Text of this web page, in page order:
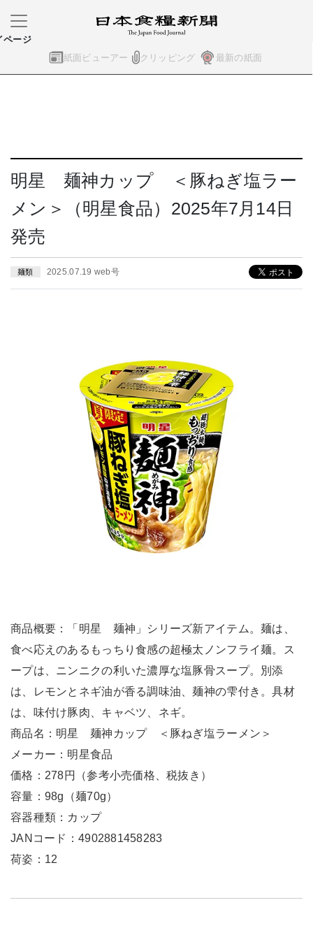
紙面ビューアー クリッピング 最新の紙面
ページ
明星 麺神カップ ＜豚ねぎ塩ラー
メン＞（明星食品）2025年7月14日
発売
麺類 2025.07.19 web号
商品概要：「明星 麺神」シリーズ新アイテム。麺は、
食べ応えのあるもっちり食感の超極太ノンフライ麺。ス
ープは、ニンニクの利いた濃厚な塩豚骨スープ。別添
は、レモンとネギ油が香る調味油、麺神の雫付き。具材
は、味付け豚肉、キャベツ、ネギ。
商品名：明星 麺神カップ ＜豚ねぎ塩ラーメン＞
メーカー：明星食品
価格：278円（参考小売価格、税抜き）
容量：98g（麺70g）
容器種類：カップ
JANコード：4902881458283
荷姿：12